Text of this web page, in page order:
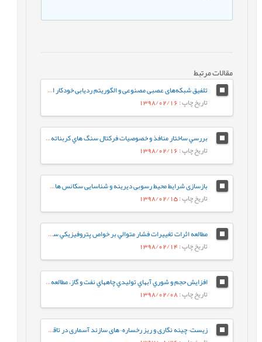
مقالات مرتبط
تلفیق شبکه‌های عصبی مصنوعی و الگوریتم ردیابی خودکار احتمال گسل نازک شده، جهت شناسایی، تفسیر و استخراج گسل‌ها
تاریخ چاپ: 1398/02/16
بررسي ساختار منافذ و خصوصيات فرکتال سنگ هاي کربناته ريز دانه‌ي گرو و سرگلو با استفاده از آناليز جذب در فشار پايين نيتروژن
تاریخ چاپ: 1398/02/16
بازسازی شرایط محیط رسوبی دیرینه و شناسایی سکانس های رسوبی موجود در سازند قم براساس میکروفاسیس¬ها در ناحیه کهک (جنوب غرب قم)
تاریخ چاپ: 1398/02/15
مطالعه اثرات تغييرات فشار متوالي بر خواص پتروفيزيکي سنگ مخازن کربناته
تاریخ چاپ: 1398/02/14
افزايش حجم و شوري آبهاي توليدي چاههاي نفت و گاز، مطالعه موردي: مخزن گازي مزدوران
تاریخ چاپ: 1398/02/08
زیست¬چینه نگاری و ریز رخساره¬های سازند آسماری در تاقدیس لار (شمال¬خاوری گچساران): تطابق زیست¬چینه¬ای